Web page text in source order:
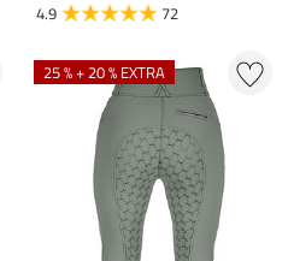
4.9 72
25 % + 20 % EXTRA